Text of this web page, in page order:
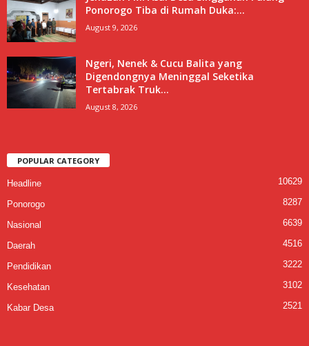
Ponorogo Tiba di Rumah Duka:...
August 9, 2026
Ngeri, Nenek & Cucu Balita yang
Digendongnya Meninggal Seketika
Tertabrak Truk...
August 8, 2026
POPULAR CATEGORY
Headline 10629
Ponorogo 8287
Nasional 6639
Daerah 4516
Pendidikan 3222
Kesehatan 3102
Kabar Desa 2521